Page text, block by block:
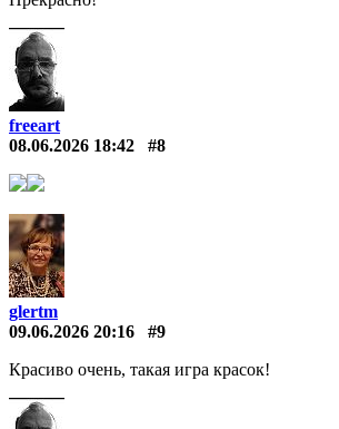
freeart
08.06.2026 18:42
#8
glertm
09.06.2026 20:16
#9
Красиво очень, такая игра красок!